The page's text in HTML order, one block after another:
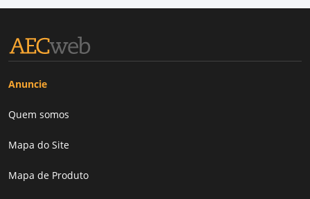
Anuncie
Quem somos
Mapa do Site
Mapa de Produto